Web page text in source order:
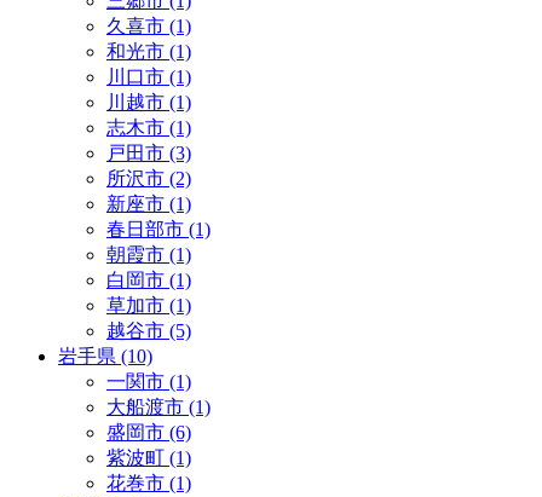
久喜市 (1)
和光市 (1)
川口市 (1)
川越市 (1)
志木市 (1)
戸田市 (3)
所沢市 (2)
新座市 (1)
春日部市 (1)
朝霞市 (1)
白岡市 (1)
草加市 (1)
越谷市 (5)
岩手県 (10)
一関市 (1)
大船渡市 (1)
盛岡市 (6)
紫波町 (1)
花巻市 (1)